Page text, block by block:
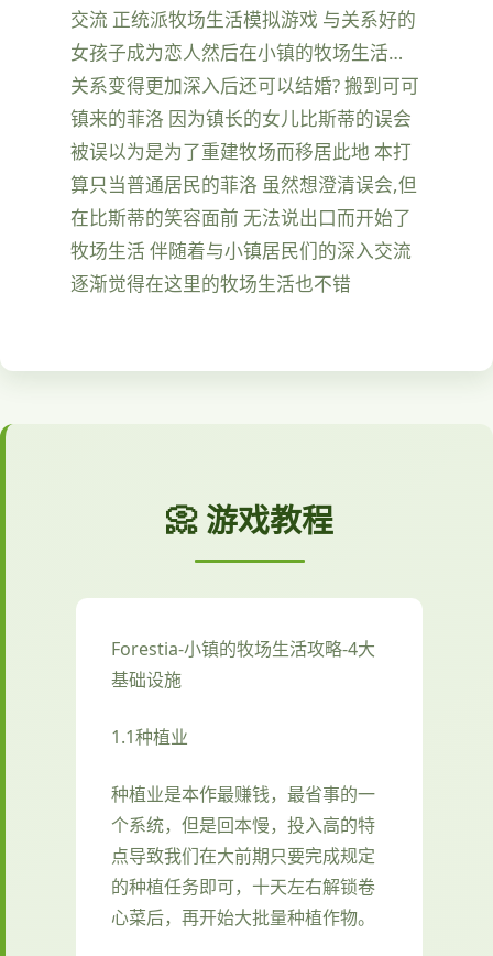
交流 正统派牧场生活模拟游戏 与关系好的
女孩子成为恋人然后在小镇的牧场生活…
关系变得更加深入后还可以结婚? 搬到可可
镇来的菲洛 因为镇长的女儿比斯蒂的误会
被误以为是为了重建牧场而移居此地 本打
算只当普通居民的菲洛 虽然想澄清误会,但
在比斯蒂的笑容面前 无法说出口而开始了
牧场生活 伴随着与小镇居民们的深入交流
逐渐觉得在这里的牧场生活也不错
📀 游戏教程
Forestia-小镇的牧场生活攻略-4大
基础设施
1.1种植业
种植业是本作最赚钱，最省事的一
个系统，但是回本慢，投入高的特
点导致我们在大前期只要完成规定
的种植任务即可，十天左右解锁卷
心菜后，再开始大批量种植作物。